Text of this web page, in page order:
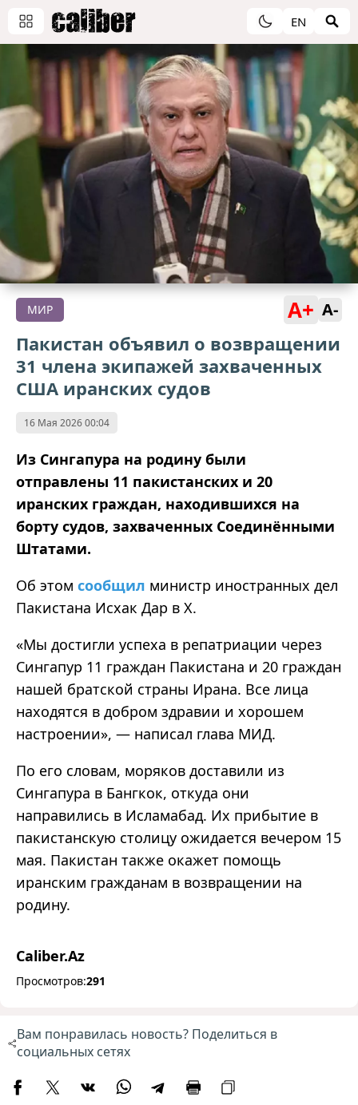
EN
МИР A+ A-
Пакистан объявил о возвращении
31 члена экипажей захваченных
США иранских судов
16 Мая 2026 00:04
Из Сингапура на родину были
отправлены 11 пакистанских и 20
иранских граждан, находившихся на
борту судов, захваченных Соединёнными
Штатами.
Об этом сообщил министр иностранных дел
Пакистана Исхак Дар в X.
«Мы достигли успеха в репатриации через
Сингапур 11 граждан Пакистана и 20 граждан
нашей братской страны Ирана. Все лица
находятся в добром здравии и хорошем
настроении», — написал глава МИД.
По его словам, моряков доставили из
Сингапура в Бангкок, откуда они
направились в Исламабад. Их прибытие в
пакистанскую столицу ожидается вечером 15
мая. Пакистан также окажет помощь
иранским гражданам в возвращении на
родину.
Caliber.Az
Просмотров:291
Вам понравилась новость? Поделиться в
социальных сетях